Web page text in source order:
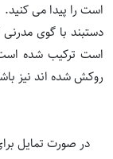
است را پیدا می کنید.
دستبند با گوی
است ترکیب شده
روکش شده اند نیز